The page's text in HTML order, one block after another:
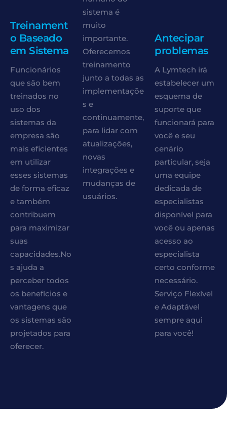
Treinament
o Baseado
em Sistema
Funcionários
que são bem
treinados no
uso dos
sistemas da
empresa são
mais eficientes
em utilizar
esses sistemas
de forma eficaz
e também
contribuem
para maximizar
suas
capacidades.No
s ajuda a
perceber todos
os benefícios e
vantagens que
os sistemas são
projetados para
oferecer.
sistema é
muito
importante.
Oferecemos
treinamento
junto a todas as
implementaçõe
s e
continuamente,
para lidar com
atualizações,
novas
integrações e
mudanças de
usuários.
Antecipar
problemas
A Lymtech irá
estabelecer um
esquema de
suporte que
funcionará para
você e seu
cenário
particular, seja
uma equipe
dedicada de
especialistas
disponível para
você ou apenas
acesso ao
especialista
certo conforme
necessário.
Serviço Flexível
e Adaptável
sempre aqui
para você!